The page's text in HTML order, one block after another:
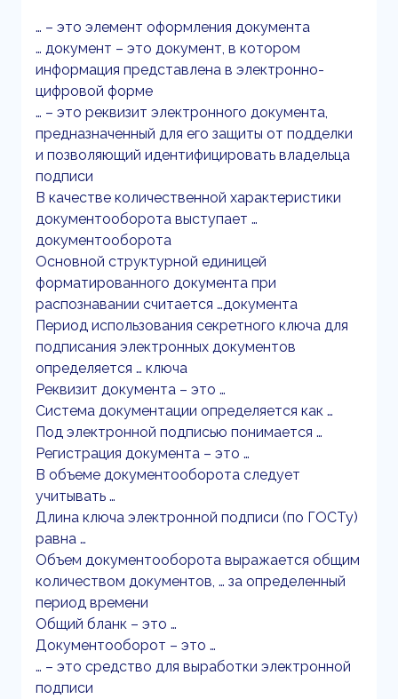
… – это элемент оформления документа
… документ – это документ, в котором
информация представлена в электронно-
цифровой форме
… – это реквизит электронного документа,
предназначенный для его защиты от подделки
и позволяющий идентифицировать владельца
подписи
В качестве количественной характеристики
документооборота выступает …
документооборота
Основной структурной единицей
форматированного документа при
распознавании считается …документа
Период использования секретного ключа для
подписания электронных документов
определяется … ключа
Реквизит документа – это …
Система документации определяется как …
Под электронной подписью понимается …
Регистрация документа – это …
В объеме документооборота следует
учитывать …
Длина ключа электронной подписи (по ГОСТу)
равна …
Объем документооборота выражается общим
количеством документов, … за определенный
период времени
Общий бланк – это …
Документооборот – это …
… – это средство для выработки электронной
подписи